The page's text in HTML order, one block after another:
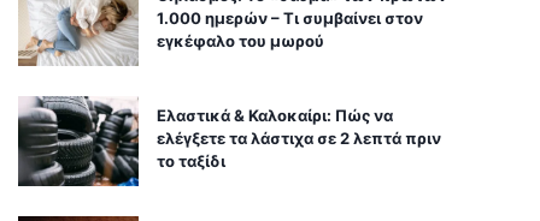
1.000 ημερών – Τι συμβαίνει στον
εγκέφαλο του μωρού
Ελαστικά & Καλοκαίρι: Πώς να
ελέγξετε τα λάστιχα σε 2 λεπτά πριν
το ταξίδι